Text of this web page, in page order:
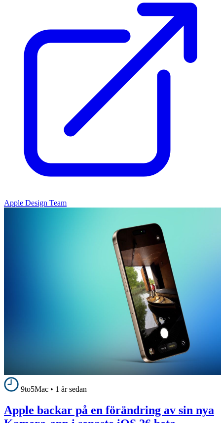
Apple Design Team
9to5Mac • 1 år sedan
Apple backar på en förändring av sin nya